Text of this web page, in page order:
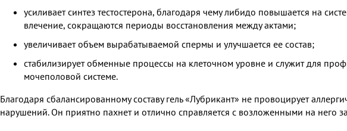
усиливает синтез тестостерона, благодаря чему либидо повышается на
влечение, сокращаются периоды восстановления между актами;
увеличивает объем вырабатываемой спермы и улучшается ее состав;
стабилизирует обменные процессы на клеточном уровне и служит для
мочеполовой системе.
Благодаря сбалансированному составу гель «Лубрикант» не провоцирует
нарушений. Он приятно пахнет и отлично справляется с возложенными на него